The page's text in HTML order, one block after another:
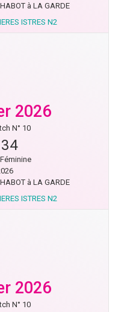
à LA GARDE
ISTRES N2
2026
N° 10
34
à LA GARDE
ISTRES N2
2026
N° 10